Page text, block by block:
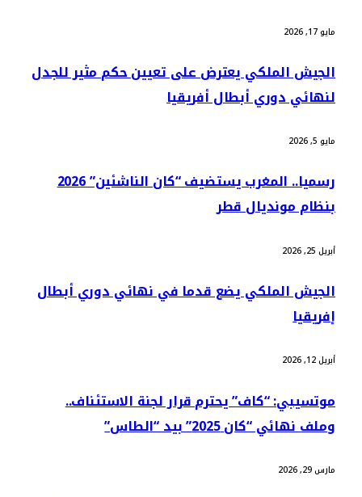
مايو 17, 2026
الجيش الملكي يعترض على تعيين حكم مثير للجدل
لنهائي دوري أبطال أفريقيا
مايو 5, 2026
رسميا.. المغرب يستضيف “كان الناشئين” 2026
بنظام مونديال قطر
أبريل 25, 2026
الجيش الملكي يضع قدما في نهائي دوري أبطال
إفريقيا
أبريل 12, 2026
موتسيبي: “كاف” يحترم قرار لجنة الاستئناف..
وملف نهائي “كان 2025” بيد “الطاس”
مارس 29, 2026